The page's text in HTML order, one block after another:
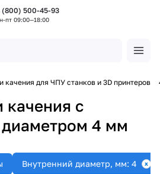
(800) 500-45-93
пт 09:00—18:00
качения для ЧПУ станков и 3D принтеров
с
4 мм
Внутренний диаметр, мм: 4